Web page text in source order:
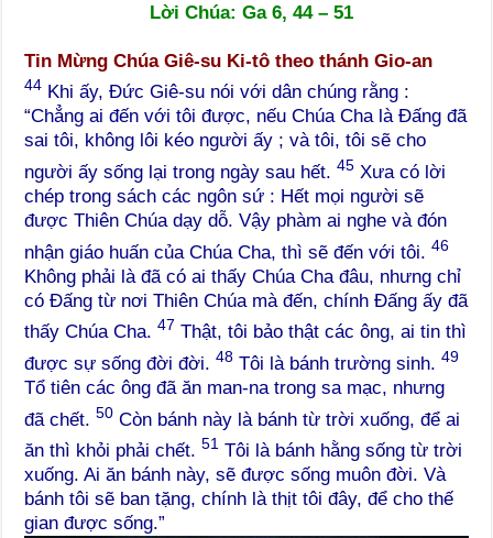
Lời Chúa:Ga 6, 44 – 51
Tin Mừng Chúa Giê-su Ki-tô theo thánh Gio-an
44 Khi ấy, Đức Giê-su nói với dân chúng rằng :
“Chẳng ai đến với tôi được, nếu Chúa Cha là Đấng đã
sai tôi, không lôi kéo người ấy ; và tôi, tôi sẽ cho
người ấy sống lại trong ngày sau hết.45 Xưa có lời
chép trong sách các ngôn sứ : Hết mọi người sẽ
được Thiên Chúa dạy dỗ. Vậy phàm ai nghe và đón
nhận giáo huấn của Chúa Cha, thì sẽ đến với tôi.46
Không phải là đã có ai thấy Chúa Cha đâu, nhưng chỉ
có Đấng từ nơi Thiên Chúa mà đến, chính Đấng ấy đã
thấy Chúa Cha.47 Thật, tôi bảo thật các ông, ai tin thì
được sự sống đời đời.48 Tôi là bánh trường sinh.49
Tổ tiên các ông đã ăn man-na trong sa mạc, nhưng
đã chết.50 Còn bánh này là bánh từ trời xuống, để ai
ăn thì khỏi phải chết.51 Tôi là bánh hằng sống từ trời
xuống. Ai ăn bánh này, sẽ được sống muôn đời. Và
bánh tôi sẽ ban tặng, chính là thịt tôi đây, để cho thế
gian được sống.”